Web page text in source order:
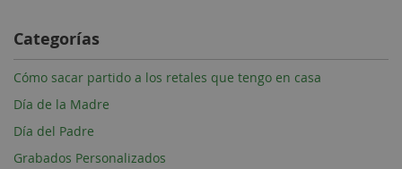
Categorías
Cómo sacar partido a los retales que tengo en casa
Día de la Madre
Día del Padre
Grabados Personalizados